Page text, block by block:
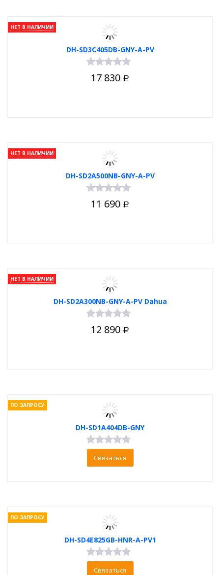
DH-SD3C405DB-GNY-A-PV
НЕТ В НАЛИЧИИ
17 830 Р
DH-SD2A500NB-GNY-A-PV
НЕТ В НАЛИЧИИ
11 690 Р
DH-SD2A300NB-GNY-A-PV Dahua
НЕТ В НАЛИЧИИ
12 890 Р
DH-SD1A404DB-GNY
ПО ЗАПРОСУ
Связаться
DH-SD4E825GB-HNR-A-PV1
ПО ЗАПРОСУ
Связаться